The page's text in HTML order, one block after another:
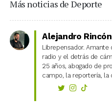
Más noticias de Deporte
Alejandro Rincón
Librepensador. Amante
radio y el detrás de
25 años, abogado de
campo, la reportería, la